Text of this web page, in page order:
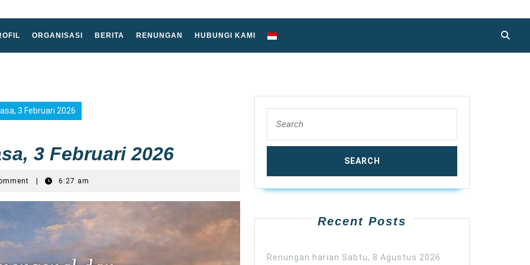
ORGANISASI BERITA RENUNGAN HUBUNGI KAMI
3 Februari 2026
3 Februari 2026
6:27 am
for:
Recent Posts
Renungan harian Sabtu, 8 Agustus 2026